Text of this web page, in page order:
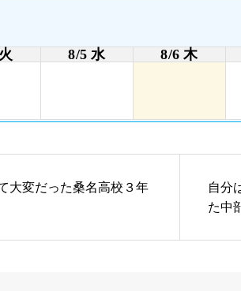
8/5 水 8/6 木
大変だった桑名高校３年
自分
た中